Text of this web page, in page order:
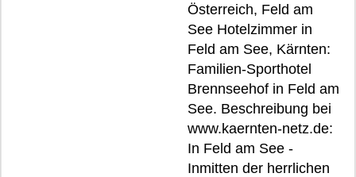
Österreich, Feld am
See Hotelzimmer in
Feld am See, Kärnten:
Familien-Sporthotel
Brennseehof in Feld am
See. Beschreibung bei
www.kaernten-netz.de:
In Feld am See -
Inmitten der herrlichen